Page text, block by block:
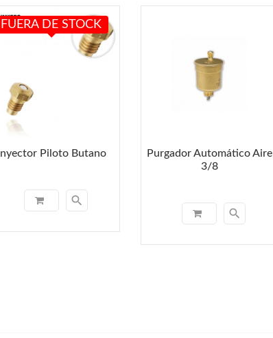
Inyector Piloto Butano
search
FUERA DE STOCK
Purgador Automático Aire
3/8
search